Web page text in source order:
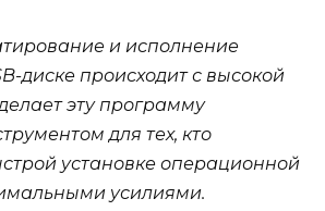
и исполнение
диске происходит с высокой
эту программу
для тех, кто
установке операционной
усилиями.